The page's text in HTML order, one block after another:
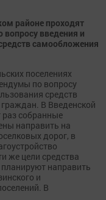
районе проходят
введения и
самообложения
поселениях
по вопросу
средств
В Введенской
раз собранные
направить на
дорог, в
же цели средства
направить
и
В